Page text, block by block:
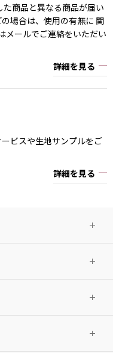
商品と異なる商品が届い
場合は、使用の有無に 関
メールでご連絡をいただい
詳細を見る
ビスや生地サンプルをご
詳細を見る